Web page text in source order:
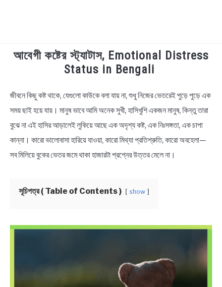
TECHNOLOGY
BIOGRAPHY
EDUCATIONAL
QUOTES & CAPTIONS
NEWS
BENGALI NAMES
আবেগী কষ্টের স্ট্যাটাস, Emotional Distress
Status in Bengali
in
Bengali
জীবনে কিছু কষ্ট থাকে, যেগুলো কাউকে বলা যায় না, শুধু নিজের ভেতরেই পুড়ে পুড়ে এক
সময় ছাই হয়ে যায়। মানুষ ভাবে আমি অনেক সুখী, হাসিখুশি একজন মানুষ, কিন্তু তারা
বুঝে না এই হাসির আড়ালেই লুকিয়ে আছে এক অদৃশ্য কষ্ট, এক নিঃসঙ্গতা, এক চাপা
কান্না। কারো ভালোবাসা হারিয়ে যাওয়া, কারো মিথ্যা প্রতিশ্রুতি, কারো অবহেলা—
সব মিলিয়ে বুকের ভেতর জমে থাকা হাজারটা প্রশ্নের উত্তর মেলে না।
সূচিপত্র ( Table of Contents ) show